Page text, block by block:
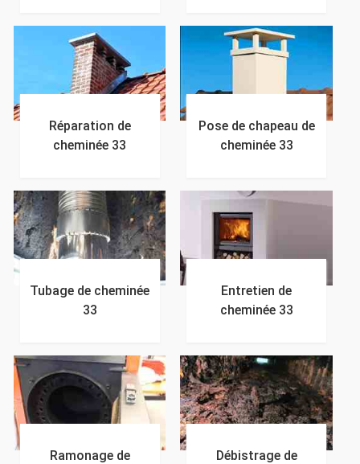
Réparation de
cheminée 33
Pose de chapeau de
cheminée 33
Tubage de cheminée
33
Entretien de
cheminée 33
Ramonage de
Débistrage de